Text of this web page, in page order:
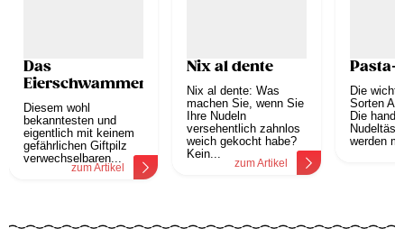
Das
Eierschwammerl
Diesem wohl
bekanntesten und
eigentlich mit keinem
gefährlichen Giftpilz
verwechselbaren...
zum Artikel
Nix al dente
Nix al dente: Was
machen Sie, wenn Sie
Ihre Nudeln
versehentlich zahnlos
weich gekocht habe?
Kein...
zum Artikel
Pasta-
Die
Sorten
Die
werden